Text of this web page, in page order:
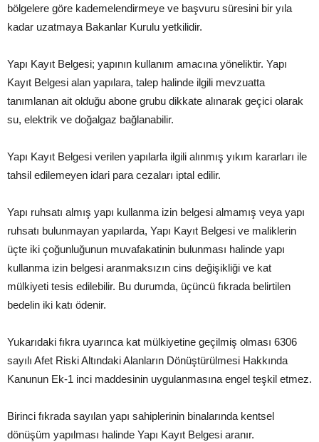
bölgelere göre kademelendirmeye ve başvuru süresini bir yıla
kadar uzatmaya Bakanlar Kurulu yetkilidir.
Yapı Kayıt Belgesi; yapının kullanım amacına yöneliktir. Yapı
Kayıt Belgesi alan yapılara, talep halinde ilgili mevzuatta
tanımlanan ait olduğu abone grubu dikkate alınarak geçici olarak
su, elektrik ve doğalgaz bağlanabilir.
Yapı Kayıt Belgesi verilen yapılarla ilgili alınmış yıkım kararları ile
tahsil edilemeyen idari para cezaları iptal edilir.
Yapı ruhsatı almış yapı kullanma izin belgesi almamış veya yapı
ruhsatı bulunmayan yapılarda, Yapı Kayıt Belgesi ve maliklerin
üçte iki çoğunluğunun muvafakatinin bulunması halinde yapı
kullanma izin belgesi aranmaksızın cins değişikliği ve kat
mülkiyeti tesis edilebilir. Bu durumda, üçüncü fıkrada belirtilen
bedelin iki katı ödenir.
Yukarıdaki fıkra uyarınca kat mülkiyetine geçilmiş olması 6306
sayılı Afet Riski Altındaki Alanların Dönüştürülmesi Hakkında
Kanunun Ek-1 inci maddesinin uygulanmasına engel teşkil etmez.
Birinci fıkrada sayılan yapı sahiplerinin binalarında kentsel
dönüşüm yapılması halinde Yapı Kayıt Belgesi aranır.